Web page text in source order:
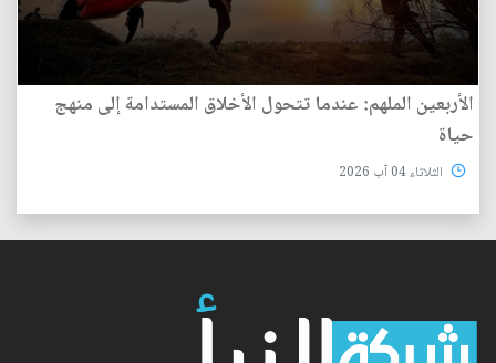
الأربعين الملهم: عندما تتحول الأخلاق المستدامة إلى منهج
حياة
الثلاثاء 04 آب 2026